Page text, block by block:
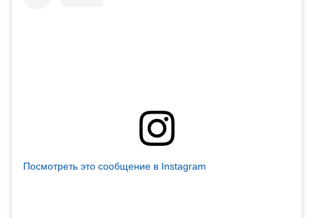
Посмотреть это сообщение в Instagram